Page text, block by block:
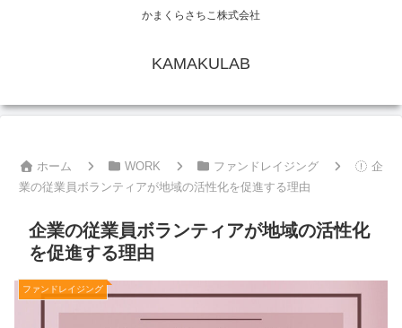
かまくらさちこ株式会社
KAMAKULAB
ホーム WORK ファンドレイジング
企
業の従業員ボランティアが地域の活性化を促進する理由
企業の従業員ボランティアが地域の活性化
を促進する理由
ファンドレイジング